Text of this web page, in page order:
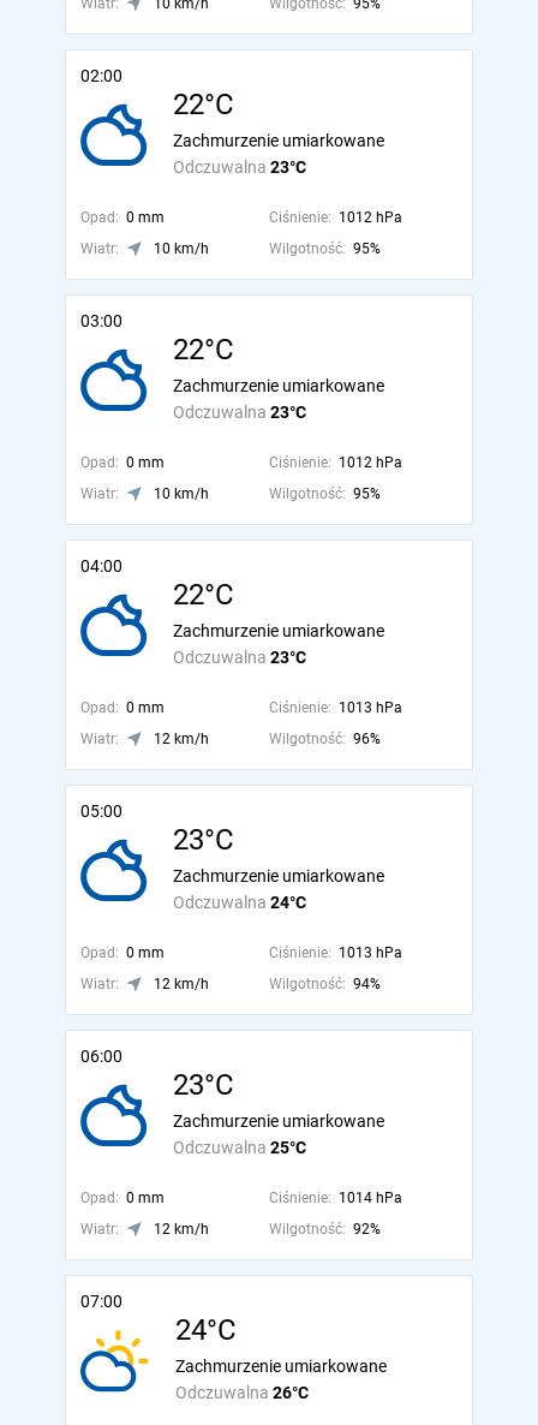
Wiatr:
10 km/h Wilgotność: 95%
02:00
22°C
Odczuwalna 23°C
Zachmurzenie umiarkowane
Opad: 0 mm Ciśnienie: 1012 hPa
Wiatr:
10 km/h Wilgotność: 95%
03:00
22°C
Odczuwalna 23°C
Zachmurzenie umiarkowane
Opad: 0 mm Ciśnienie: 1012 hPa
Wiatr:
10 km/h Wilgotność: 95%
04:00
22°C
Odczuwalna 23°C
Zachmurzenie umiarkowane
Opad: 0 mm Ciśnienie: 1013 hPa
Wiatr:
12 km/h Wilgotność: 96%
05:00
23°C
Odczuwalna 24°C
Zachmurzenie umiarkowane
Opad: 0 mm Ciśnienie: 1013 hPa
Wiatr:
12 km/h Wilgotność: 94%
06:00
23°C
Odczuwalna 25°C
Zachmurzenie umiarkowane
Opad: 0 mm Ciśnienie: 1014 hPa
Wiatr:
12 km/h Wilgotność: 92%
07:00
24°C
Odczuwalna 26°C
Zachmurzenie umiarkowane